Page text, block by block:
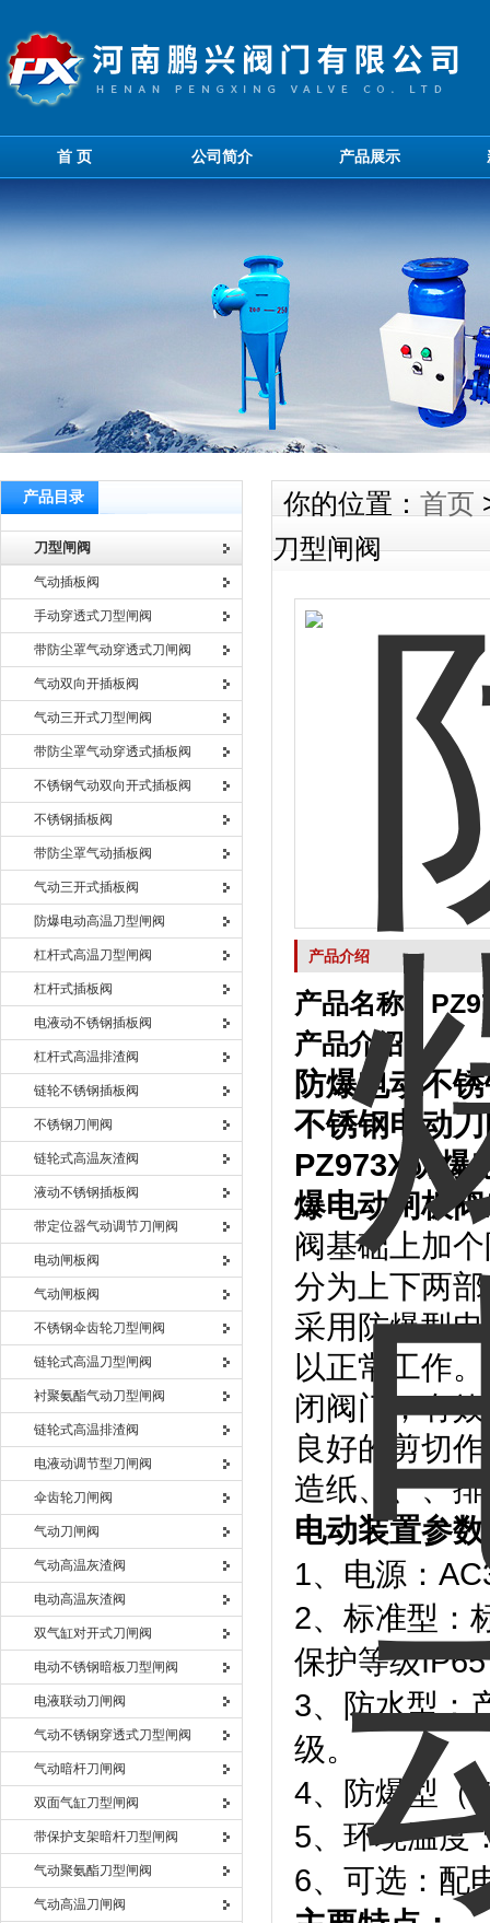
首 页 公司简介 产品展示
产品目录
刀型闸阀
气动插板阀
手动穿透式刀型闸阀
带防尘罩气动穿透式刀闸阀
气动双向开插板阀
气动三开式刀型闸阀
带防尘罩气动穿透式插板阀
不锈钢气动双向开式插板阀
不锈钢插板阀
带防尘罩气动插板阀
气动三开式插板阀
防爆电动高温刀型闸阀
杠杆式高温刀型闸阀
杠杆式插板阀
电液动不锈钢插板阀
杠杆式高温排渣阀
链轮不锈钢插板阀
不锈钢刀闸阀
链轮式高温灰渣阀
液动不锈钢插板阀
带定位器气动调节刀闸阀
电动闸板阀
气动闸板阀
不锈钢伞齿轮刀型闸阀
链轮式高温刀型闸阀
衬聚氨酯气动刀型闸阀
链轮式高温排渣阀
电液动调节型刀闸阀
伞齿轮刀闸阀
气动刀闸阀
气动高温灰渣阀
电动高温灰渣阀
双气缸对开式刀闸阀
电动不锈钢暗板刀型闸阀
电液联动刀闸阀
气动不锈钢穿透式刀型闸阀
气动暗杆刀闸阀
双面气缸刀型闸阀
带保护支架暗杆刀型闸阀
气动聚氨酯刀型闸阀
气动高温刀闸阀
你的位置： 首页
刀型闸阀
产品介绍
产品名称：
产品介绍：
防爆电动不
不锈钢电动
PZ973X 防爆
爆电动闸板阀
阀基础上加
分为上下两
采用防爆型
以正常工作
闭阀门，有
良好的剪切
造纸、、、
电动装置参
1、电源：
2、标准型：
保护等级
3、防水型：
级。
4、防爆型（
5、环境温
6、可选：配